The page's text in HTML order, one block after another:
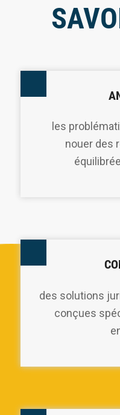
les
nouer des
des solutions
conçues